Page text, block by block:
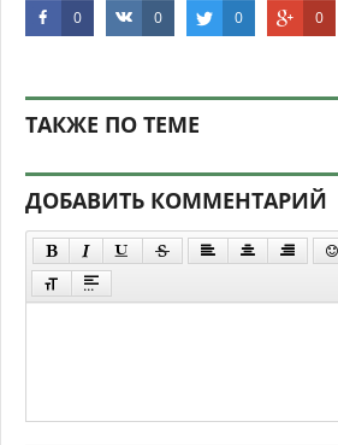
0 0 0 0
ТАКЖЕ ПО ТЕМЕ
ДОБАВИТЬ КОММЕНТАРИЙ